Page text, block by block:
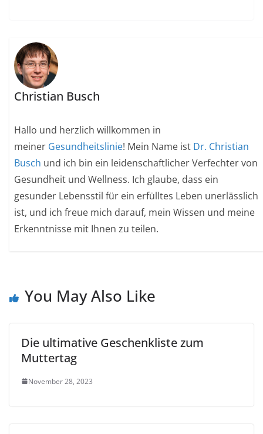
Christian Busch
Hallo und herzlich willkommen in
meiner Gesundheitslinie! Mein Name ist Dr. Christian
Busch und ich bin ein leidenschaftlicher Verfechter von
Gesundheit und Wellness. Ich glaube, dass ein
gesunder Lebensstil für ein erfülltes Leben unerlässlich
ist, und ich freue mich darauf, mein Wissen und meine
Erkenntnisse mit Ihnen zu teilen.
You May Also Like
Die ultimative Geschenkliste zum
Muttertag
November 28, 2023